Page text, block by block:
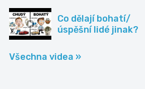
Co dělají bohatí/
úspěšní lidé jinak?
Všechna videa »